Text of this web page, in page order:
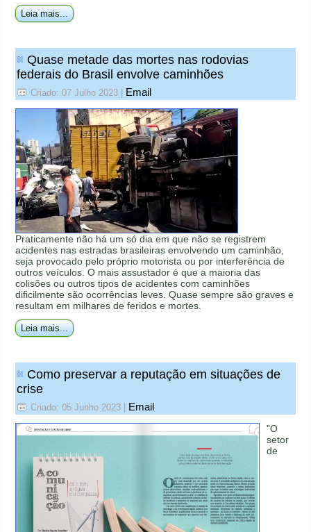
Leia mais...
Quase metade das mortes nas rodovias
federais do Brasil envolve caminhões
Criado: 07 Julho 2023 Email
Praticamente não há um só dia em que não se registrem
acidentes nas estradas brasileiras envolvendo um caminhão,
seja provocado pelo próprio motorista ou por interferência de
outros veículos. O mais assustador é que a maioria das
colisões ou outros tipos de acidentes com caminhões
dificilmente são ocorrências leves. Quase sempre são graves e
resultam em milhares de feridos e mortes.
Leia mais...
Como preservar a reputação em situações de
crise
Criado: 05 Junho 2023 Email
"O
setor
de